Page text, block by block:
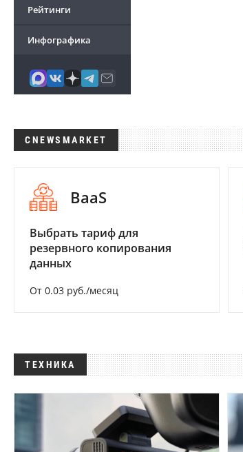
Рейтинги
Инфографика
CNEWSMARKET
BaaS
Выбрать тариф для
резервного копирования
данных
От 0.03 руб./месяц
ТЕХНИКА